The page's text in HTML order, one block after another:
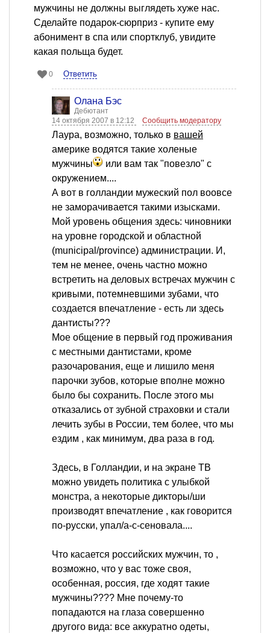
мужчины не должны выглядеть хуже нас.
Сделайте подарок-сюрприз - купите ему
абонимент в спа или спортклуб, увидите
какая польща будет.
0 Ответить
Олана Бэс
Дебютант
14 октября 2007 в 12:12
Сообщить модератору
Лаура, возможно, только в вашей
америке водятся такие холеные
мужчины
или вам так "повезло" с
окружением....
А вот в голландии мужеский пол воовсе
не заморачивается такими изысками.
Мой уровень общения здесь: чиновники
на уровне городской и областной
(municipal/province) администрации. И,
тем не менее, очень частно можно
встретить на деловых встречах мужчин с
кривыми, потемневшими зубами, что
создается впечатление - есть ли здесь
дантисты???
Мое общение в первый год проживания
с местными дантистами, кроме
разочарования, еще и лишило меня
парочки зубов, которые вполне можно
было бы сохранить. После этого мы
отказались от зубной страховки и стали
лечить зубы в России, тем более, что мы
ездим , как минимум, два раза в год.
Здесь, в Голландии, и на экране ТВ
можно увидеть политика с улыбкой
монстра, а некоторые дикторы/ши
производят впечатление , как говорится
по-русски, упал/а-с-сеновала....
Что касается российских мужчин, то ,
возможно, что у вас тоже своя,
особенная, россия, где ходят такие
мужчины???? Мне почему-то
попадаются на глаза совершенно
другого вида: все аккуратно одеты,